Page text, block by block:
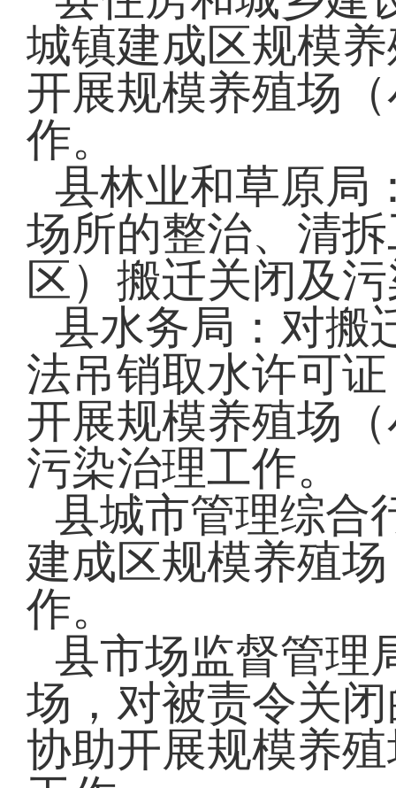
城镇建成区规模
开展规模养殖场
作。
县林业和草原局
场所的整治、清
区）搬迁关闭及
县水务局：对搬
法吊销取水许可
开展规模养殖场
污染治理工作。
县城市管理综合
建成区规模养殖
作。
县市场监督管理
场，对被责令关
协助开展规模养